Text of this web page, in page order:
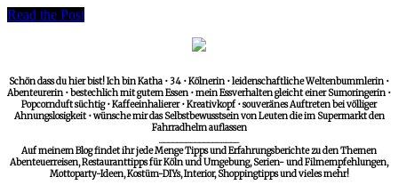
Read the Post
Schön dass du hier bist! Ich bin Katha • 34 • Kölnerin • leidenschaftliche Weltenbummlerin •
Abenteurerin • bestechlich mit gutem Essen • mein Essverhalten gleicht einer Sumoringerin •
Popcornduft süchtig • Kaffeeinhalierer • Kreativkopf • souveränes Auftreten bei völliger
Ahnungslosigkeit • wünsche mir das Selbstbewusstsein von Leuten die im Supermarkt den
Fahrradhelm auflassen
__________________
Auf meinem Blog findet ihr jede Menge Tipps und Erfahrungsberichte zu den Themen
Abenteuerreisen, Restauranttipps für Köln und Umgebung, Serien- und Filmempfehlungen,
Mottoparty-Ideen, Kostüm-DIYs, Interior, Shoppingtipps und vieles mehr!